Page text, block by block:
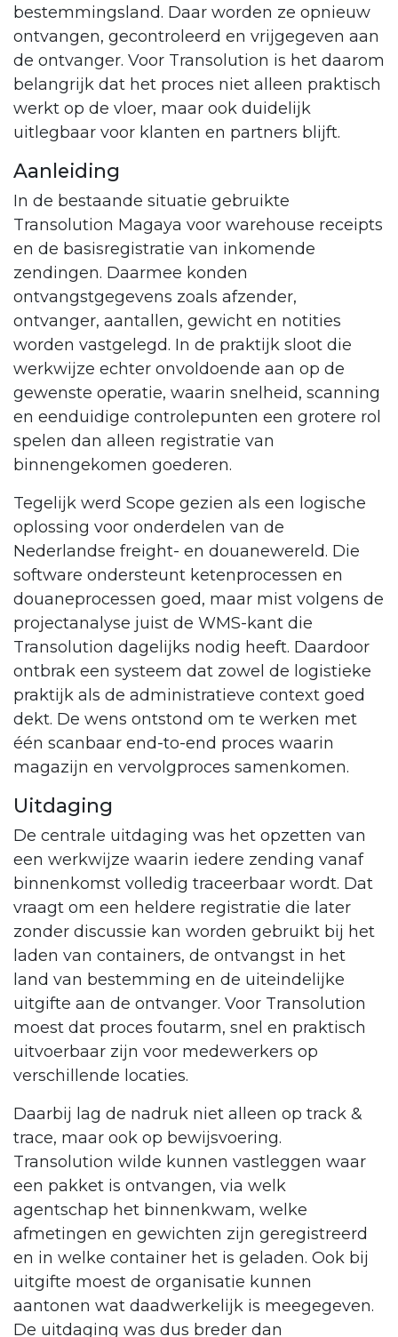
bestemmingsland. Daar worden ze opnieuw
ontvangen, gecontroleerd en vrijgegeven aan
de ontvanger. Voor Transolution is het daarom
belangrijk dat het proces niet alleen praktisch
werkt op de vloer, maar ook duidelijk
uitlegbaar voor klanten en partners blijft.
Aanleiding
In de bestaande situatie gebruikte
Transolution Magaya voor warehouse receipts
en de basisregistratie van inkomende
zendingen. Daarmee konden
ontvangstgegevens zoals afzender,
ontvanger, aantallen, gewicht en notities
worden vastgelegd. In de praktijk sloot die
werkwijze echter onvoldoende aan op de
gewenste operatie, waarin snelheid, scanning
en eenduidige controlepunten een grotere rol
spelen dan alleen registratie van
binnengekomen goederen.
Tegelijk werd Scope gezien als een logische
oplossing voor onderdelen van de
Nederlandse freight- en douanewereld. Die
software ondersteunt ketenprocessen en
douaneprocessen goed, maar mist volgens de
projectanalyse juist de WMS-kant die
Transolution dagelijks nodig heeft. Daardoor
ontbrak een systeem dat zowel de logistieke
praktijk als de administratieve context goed
dekt. De wens ontstond om te werken met
één scanbaar end-to-end proces waarin
magazijn en vervolgproces samenkomen.
Uitdaging
De centrale uitdaging was het opzetten van
een werkwijze waarin iedere zending vanaf
binnenkomst volledig traceerbaar wordt. Dat
vraagt om een heldere registratie die later
zonder discussie kan worden gebruikt bij het
laden van containers, de ontvangst in het
land van bestemming en de uiteindelijke
uitgifte aan de ontvanger. Voor Transolution
moest dat proces foutarm, snel en praktisch
uitvoerbaar zijn voor medewerkers op
verschillende locaties.
Daarbij lag de nadruk niet alleen op track &
trace, maar ook op bewijsvoering.
Transolution wilde kunnen vastleggen waar
een pakket is ontvangen, via welk
agentschap het binnenkwam, welke
afmetingen en gewichten zijn geregistreerd
en in welke container het is geladen. Ook bij
uitgifte moest de organisatie kunnen
aantonen wat daadwerkelijk is meegegeven.
De uitdaging was dus breder dan